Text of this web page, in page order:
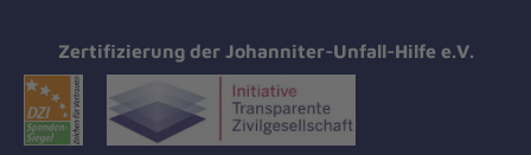
Zertifizierung der Johanniter-Unfall-Hilfe e.V.